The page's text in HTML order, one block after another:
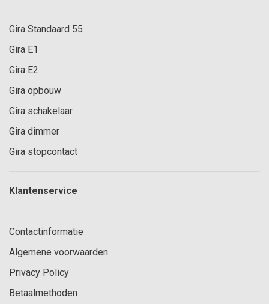
Gira Standaard 55
Gira E1
Gira E2
Gira opbouw
Gira schakelaar
Gira dimmer
Gira stopcontact
Klantenservice
Contactinformatie
Algemene voorwaarden
Privacy Policy
Betaalmethoden